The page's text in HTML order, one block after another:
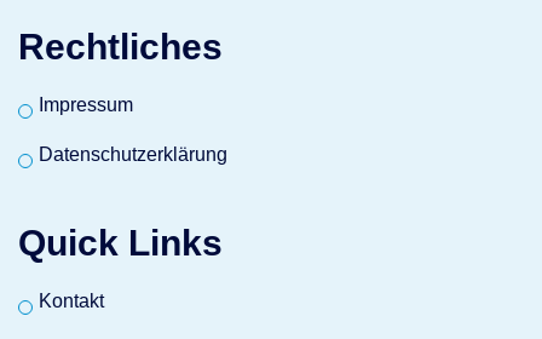
Rechtliches
Impressum
Datenschutzerklärung
Quick Links
Kontakt